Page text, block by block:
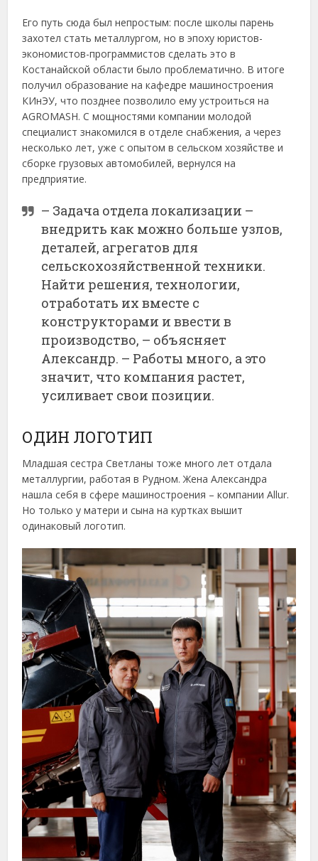
Его путь сюда был непростым: после школы парень
захотел стать металлургом, но в эпоху юристов-
экономистов-программистов сделать это в
Костанайской области было проблематично. В итоге
получил образование на кафедре машиностроения
КИнЭУ, что позднее позволило ему устроиться на
AGROMASH. С мощностями компании молодой
специалист знакомился в отделе снабжения, а через
несколько лет, уже с опытом в сельском хозяйстве и
сборке грузовых автомобилей, вернулся на
предприятие.
– Задача отдела локализации –
внедрить как можно больше узлов,
деталей, агрегатов для
сельскохозяйственной техники.
Найти решения, технологии,
отработать их вместе с
конструкторами и ввести в
производство, – объясняет
Александр. – Работы много, а это
значит, что компания растет,
усиливает свои позиции.
ОДИН ЛОГОТИП
Младшая сестра Светланы тоже много лет отдала
металлургии, работая в Рудном. Жена Александра
нашла себя в сфере машиностроения – компании Allur.
Но только у матери и сына на куртках вышит
одинаковый логотип.